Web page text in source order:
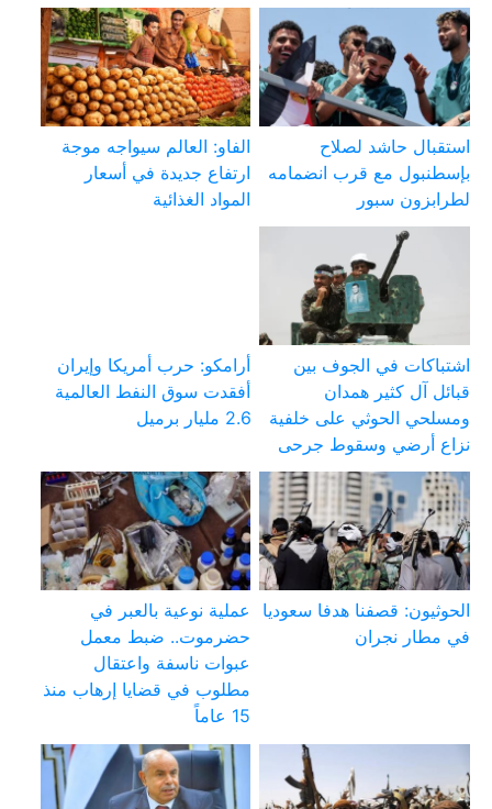
استقبال حاشد لصلاح
بإسطنبول مع قرب انضمامه
لطرابزون سبور
الفاو: العالم سيواجه موجة
ارتفاع جديدة في أسعار
المواد الغذائية
اشتباكات في الجوف بين
قبائل آل كثير همدان
ومسلحي الحوثي على خلفية
نزاع أرضي وسقوط جرحى
أرامكو: حرب أمريكا وإيران
أفقدت سوق النفط العالمية
2.6 مليار برميل
الحوثيون: قصفنا هدفا سعوديا
في مطار نجران
عملية نوعية بالعبر في
حضرموت.. ضبط معمل
عبوات ناسفة واعتقال
مطلوب في قضايا إرهاب منذ
15 عاماً